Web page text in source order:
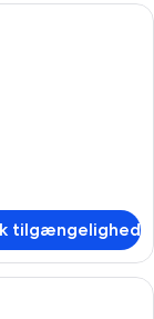
tilgængelighed